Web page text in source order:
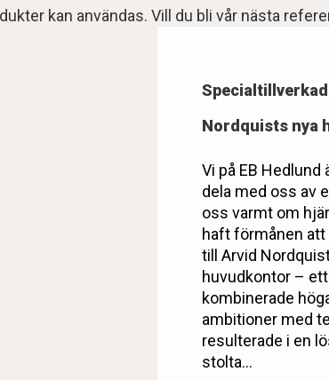
kan användas. Vill du bli vår nästa
Nordquists nya
Vi på EB Hedlund
dela med oss av
oss varmt om
haft förmånen att
till Arvid
huvudkontor –
kombinerade
ambitioner med
resulterade i en
stolta…